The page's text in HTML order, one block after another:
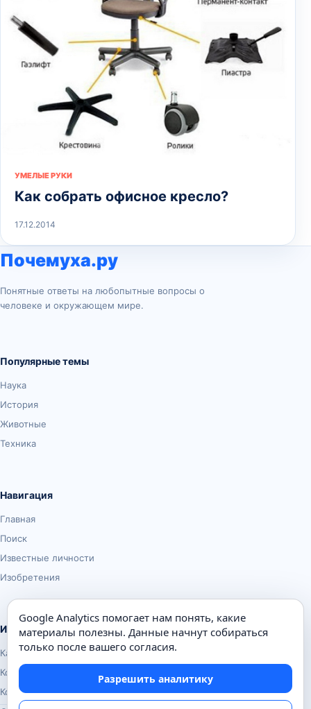
УМЕЛЫЕ РУКИ
Как собрать офисное кресло?
17.12.2014
Почемуха.ру
Понятные ответы на любопытные вопросы о
человеке и окружающем мире.
Популярные темы
Наука
История
Животные
Техника
Навигация
Главная
Поиск
Известные личности
Изобретения
Информация
Карта сайта
Контакты
Конфиденциальность
Google Analytics помогает нам понять, какие
материалы полезны. Данные начнут собираться
только после вашего согласия.
Разрешить аналитику